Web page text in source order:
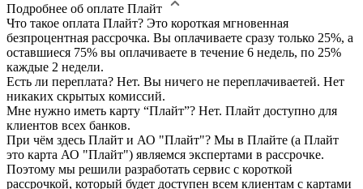
Подробнее об оплате Плайт
Что такое оплата Плайт? Это короткая мгновенная
безпроцентная рассрочка. Вы оплачиваете сразу только 25%, а
оставшиеся 75% вы оплачиваете в течение 6 недель, по 25%
каждые 2 недели.
Есть ли переплата? Нет. Вы ничего не переплачиваетей. Нет
никаких скрытых комиссий.
Мне нужно иметь карту “Плайт”? Нет. Плайт доступно для
клиентов всех банков.
При чём здесь Плайт и АО "Плайт"? Мы в Плайте (а Плайт
это карта АО "Плайт") являемся экспертами в рассрочке.
Поэтому мы решили разработать сервис с короткой
рассрочкой, который будет доступен всем клиентам с картами